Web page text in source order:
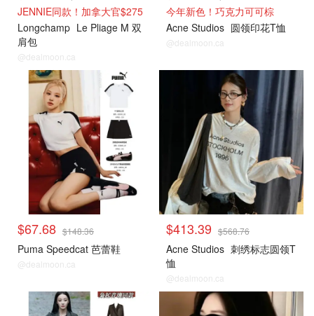
JENNIE同款！加拿大官$275
Longchamp Le Pliage M 双
肩包
@dealmoon.ca
今年新色！巧克力可可棕
Acne Studios 圆领印花T恤
@dealmoon.ca
$67.68 $148.36
Puma Speedcat 芭蕾鞋
@dealmoon.ca
$413.39 $568.76
Acne Studios 刺绣标志圆领T
恤
@dealmoon.ca